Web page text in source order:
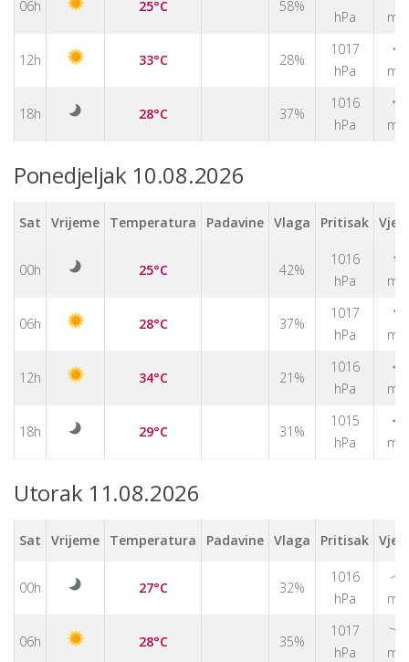
06h 25°C 58%
hPa
m/s
12h 33°C 28%
1017
hPa
↑
m/s
18h 28°C 37%
1016
hPa
↑
m/s
Ponedjeljak 10.08.2026
Sat Vrijeme Temperatura Padavine Vlaga Pritisak
00h 25°C 42%
1016
hPa
↑
m/s
06h 28°C 37%
1017
hPa
↑
m/s
12h 34°C 21%
1016
hPa
↑
m/s
18h 29°C 31%
1015
hPa
↑
m/s
Utorak 11.08.2026
Sat Vrijeme Temperatura Padavine Vlaga Pritisak
00h 27°C 32%
1016
hPa
↑
m/s
06h 28°C 35%
1017
hPa
↑
m/s